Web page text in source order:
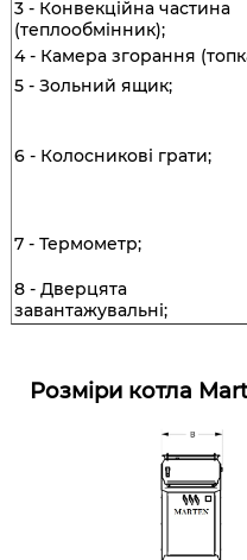
3 - Конвекційна частина
(теплообмінник);
4 - Камера згорання
5 - Зольний ящик;
6 - Колосникові грати;
7 - Термометр;
8 - Дверцята
завантажувальні;
Розміри котла